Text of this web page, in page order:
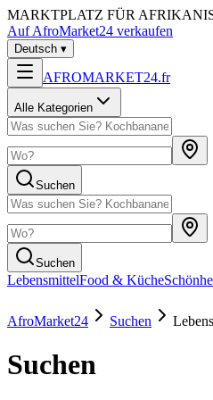
MARKTPLATZ FÜR
Auf AfroMarket24 verkaufen
Deutsch ▾
AFROMARKET24.fr
Alle Kategorien
Suchen
Suchen
LebensmittelFood & Küche
AfroMarket24 Suchen
Suchen